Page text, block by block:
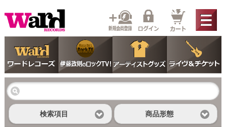
検索項目 商品形態